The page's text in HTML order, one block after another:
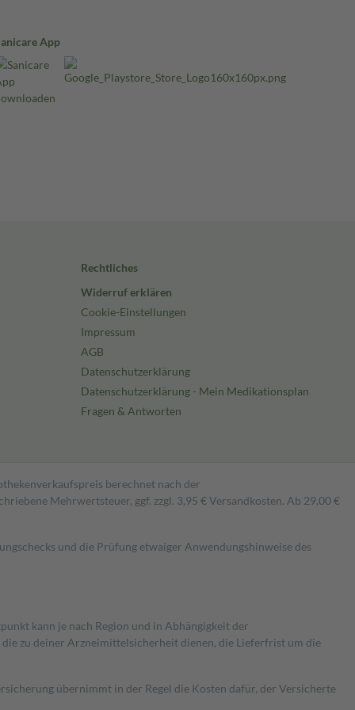
App
Rechtliches
Widerruf erklären
Cookie-Einstellungen
Impressum
AGB
Datenschutzerklärung
Datenschutzerklärung - Mein Medikationsplan
Fragen & Antworten
berechnet nach der
Mehrwertsteuer, ggf. zzgl. 3,95 € Versandkosten. Ab 29,00 €
und die Prüfung etwaiger Anwendungshinweise des
kann je nach Region und in Abhängigkeit der
zu deiner Arzneimittelsicherheit dienen, die Lieferfrist um die
übernimmt in der Regel die Kosten dafür, der Versicherte